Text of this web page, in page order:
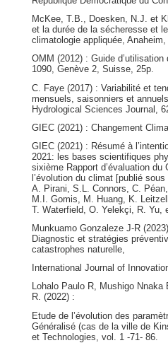
McKee, T.B., Doesken, N.J. et
et la durée de la sécheresse et
climatologie appliquée, Anaheim,
OMM (2012) : Guide
1090, Genève 2, Suisse, 25p.
C. Faye (2017) : Variabilité et
mensuels, saisonniers et
Hydrological Sciences Journal,
GIEC (2021) : Changement
GIEC (2021) : Résumé à
2021: les bases scientifiques
sixième Rapport d’évaluation du
l’évolution du climat [publié
A. Pirani, S.L. Connors, C.
M.I. Gomis, M. Huang, K.
T. Waterfield, O. Yelekçi, R. Yu,
Munkuamo Gonzaleze J-R
Diagnostic et stratégies
catastrophes naturelle,
International Journal of
Lohalo Paulo R, Mushigo
R. (2022) :
Etude de l’évolution des
Généralisé (cas de la ville de
et Technologies, vol. 1 -71- 86.